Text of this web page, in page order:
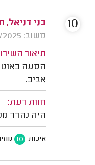
בני דניאל,
משוב: 31/07/2025
תיאור
הסעה
אביב.
חוות דעת:
היה נהדר
איכות 10
10